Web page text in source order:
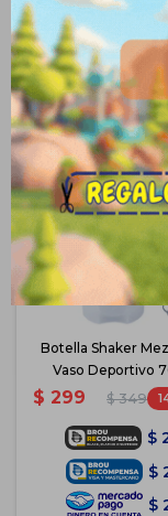
Productos
Botella Shaker
Vaso Deportivo
$ 299 $ 349
$
$
$